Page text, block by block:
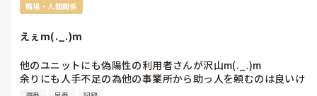
時代なんだなぁm(._.)m
職場・人間関係
えぇm(._.)m
他のユニットにも偽陽性の利用者さんが沢山m(._.)m
余りにも人手不足の為他の事業所から助っ人を頼むのは良いけ
ど、うちの利用者さん認知症の方結構いるし、